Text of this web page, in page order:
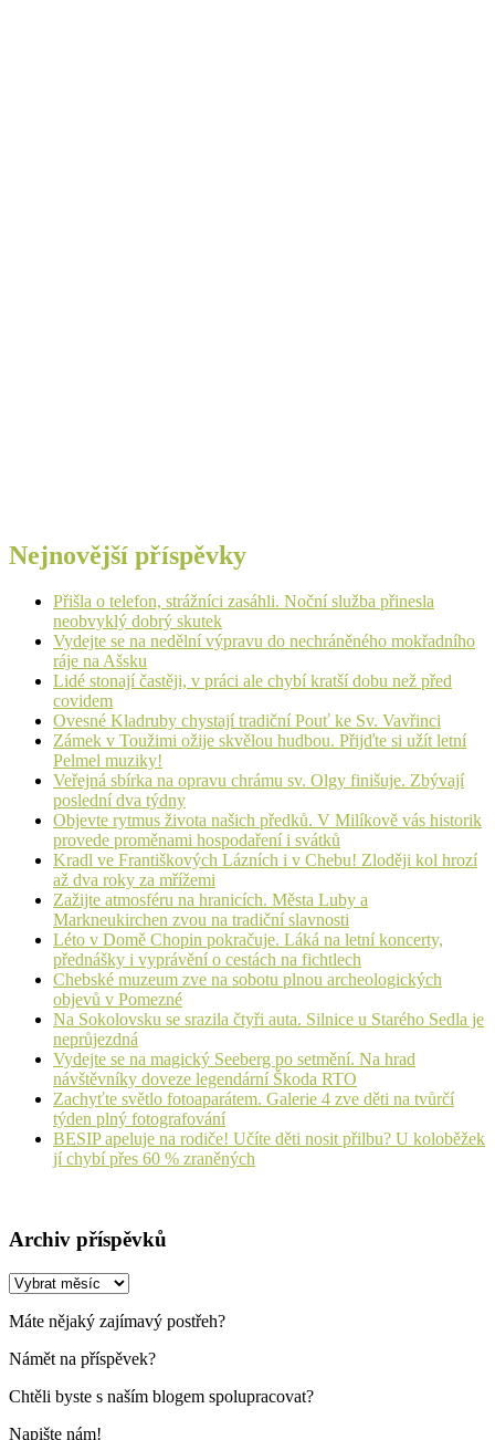
Nejnovější příspěvky
Přišla o telefon, strážníci zasáhli. Noční služba přinesla
neobvyklý dobrý skutek
Vydejte se na nedělní výpravu do nechráněného mokřadního
ráje na Ašsku
Lidé stonají častěji, v práci ale chybí kratší dobu než před
covidem
Ovesné Kladruby chystají tradiční Pouť ke Sv. Vavřinci
Zámek v Toužimi ožije skvělou hudbou. Přijďte si užít letní
Pelmel muziky!
Veřejná sbírka na opravu chrámu sv. Olgy finišuje. Zbývají
poslední dva týdny
Objevte rytmus života našich předků. V Milíkově vás historik
provede proměnami hospodaření i svátků
Kradl ve Františkových Lázních i v Chebu! Zloději kol hrozí
až dva roky za mřížemi
Zažijte atmosféru na hranicích. Města Luby a
Markneukirchen zvou na tradiční slavnosti
Léto v Domě Chopin pokračuje. Láká na letní koncerty,
přednášky i vyprávění o cestách na fichtlech
Chebské muzeum zve na sobotu plnou archeologických
objevů v Pomezné
Na Sokolovsku se srazila čtyři auta. Silnice u Starého Sedla je
neprůjezdná
Vydejte se na magický Seeberg po setmění. Na hrad
návštěvníky doveze legendární Škoda RTO
Zachyťte světlo fotoaparátem. Galerie 4 zve děti na tvůrčí
týden plný fotografování
BESIP apeluje na rodiče! Učíte děti nosit přilbu? U koloběžek
jí chybí přes 60 % zraněných
Archiv příspěvků
Archiv
Máte nějaký zajímavý postřeh?
Námět na příspěvek?
Chtěli byste s naším blogem spolupracovat?
Napište nám!